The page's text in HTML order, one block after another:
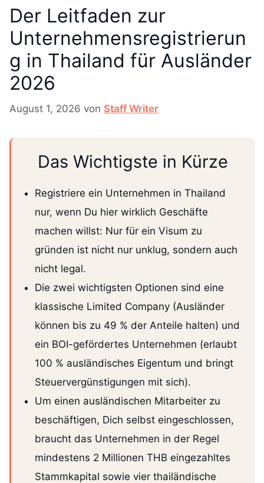
Der Leitfaden zur
Unternehmensregistrierun
g in Thailand für Ausländer
2026
August 1, 2026 von Staff Writer
Das Wichtigste in Kürze
Registriere ein Unternehmen in Thailand
nur, wenn Du hier wirklich Geschäfte
machen willst: Nur für ein Visum zu
gründen ist nicht nur unklug, sondern auch
nicht legal.
Die zwei wichtigsten Optionen sind eine
klassische Limited Company (Ausländer
können bis zu 49 % der Anteile halten) und
ein BOI-gefördertes Unternehmen (erlaubt
100 % ausländisches Eigentum und bringt
Steuervergünstigungen mit sich).
Um einen ausländischen Mitarbeiter zu
beschäftigen, Dich selbst eingeschlossen,
braucht das Unternehmen in der Regel
mindestens 2 Millionen THB eingezahltes
Stammkapital sowie vier thailändische